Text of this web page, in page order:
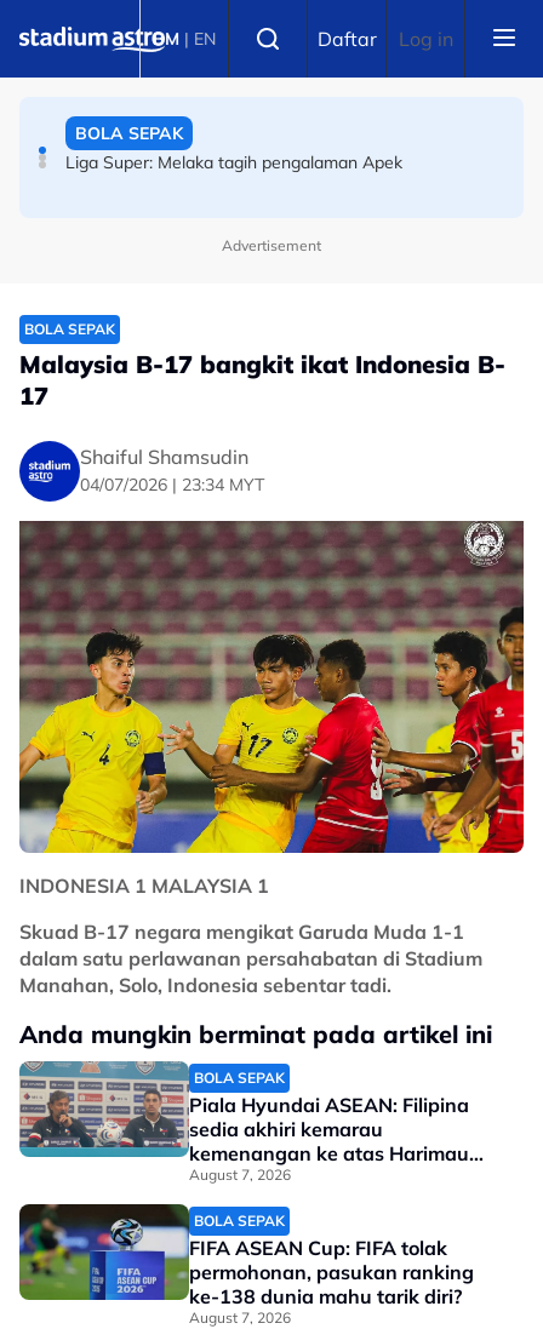
BM | EN Daftar Log in
Piala Hyundai Asean: The Azkals ukur kemampuan
BOLA SEPAK
Liga Super: Melaka tagih pengalaman Apek
Advertisement
BOLA SEPAK
Malaysia B-17 bangkit ikat Indonesia B-
17
Shaiful Shamsudin
04/07/2026 | 23:34 MYT
INDONESIA 1 MALAYSIA 1
Skuad B-17 negara mengikat Garuda Muda 1-1
dalam satu perlawanan persahabatan di Stadium
Manahan, Solo, Indonesia sebentar tadi.
Anda mungkin berminat pada artikel ini
BOLA SEPAK
Piala Hyundai ASEAN: Filipina
sedia akhiri kemarau
kemenangan ke atas Harimau
Malaya
August 7, 2026
BOLA SEPAK
FIFA ASEAN Cup: FIFA tolak
permohonan, pasukan ranking
ke-138 dunia mahu tarik diri?
August 7, 2026